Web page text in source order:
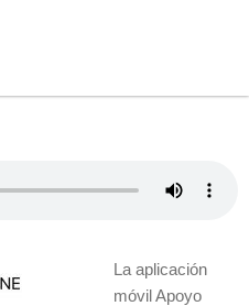
La aplicación
móvil Apoyo